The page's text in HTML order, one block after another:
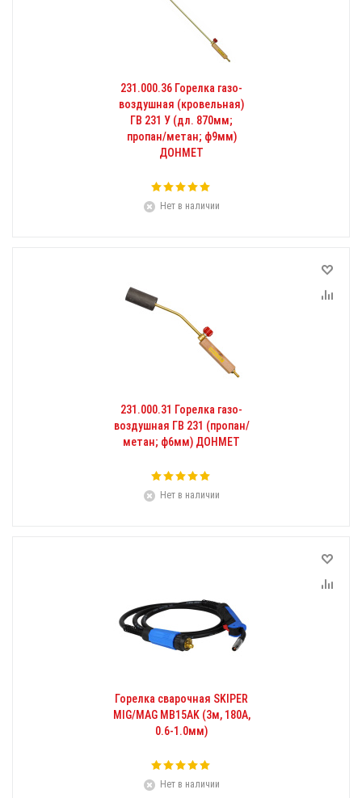
231.000.36 Горелка газо-
воздушная (кровельная)
ГВ 231 У (дл. 870мм;
пропан/метан; ф9мм)
ДОНМЕТ
Нет в наличии
231.000.31 Горелка газо-
воздушная ГВ 231 (пропан/
метан; ф6мм) ДОНМЕТ
Нет в наличии
Горелка сварочная SKIPER
MIG/MAG МВ15AK (3м, 180A,
0.6-1.0мм)
Нет в наличии